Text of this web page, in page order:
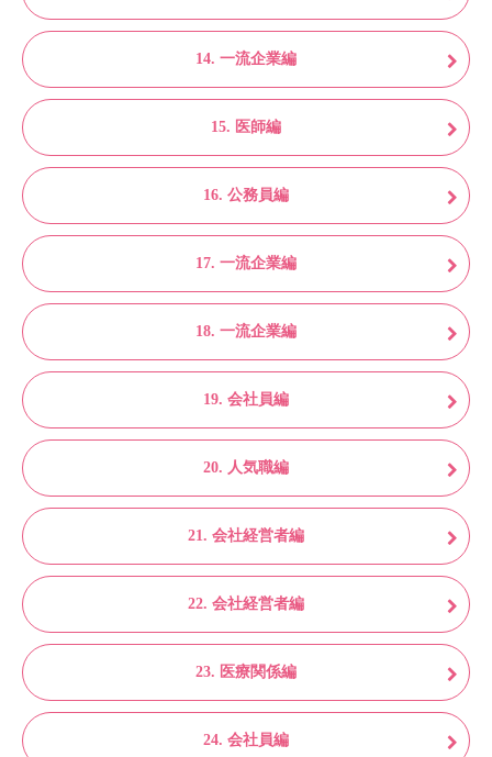
14. 一流企業編
15. 医師編
16. 公務員編
17. 一流企業編
18. 一流企業編
19. 会社員編
20. 人気職編
21. 会社経営者編
22. 会社経営者編
23. 医療関係編
24. 会社員編